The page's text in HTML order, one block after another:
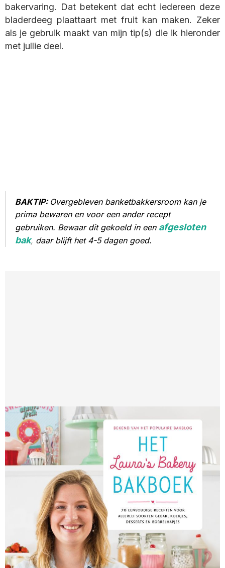
bakervaring. Dat betekent dat echt iedereen deze
bladerdeeg plaattaart met fruit kan maken. Zeker
als je gebruik maakt van mijn tip(s) die ik hieronder
met jullie deel.
BAKTIP: Overgebleven banketbakkersroom kan je
prima bewaren en voor een ander recept
gebruiken. Bewaar dit gekoeld in een afgesloten
bak, daar blijft het 4-5 dagen goed.